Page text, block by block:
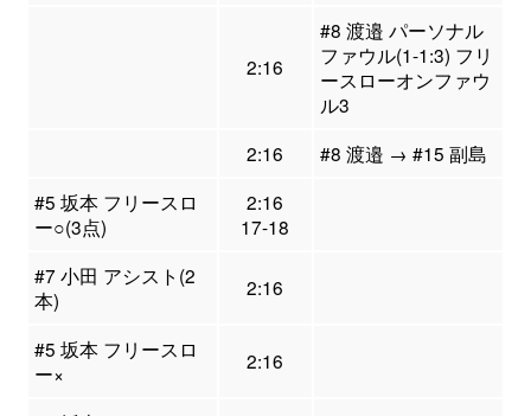
2:16
#8 渡邉 パーソナル
ファウル(1-1:3) フリ
ースローオンファウ
ル3
2:16
#8 渡邉 → #15 副島
#5 坂本 フリースロ
ー○(3点)
2:16
17-18
#7 小田 アシスト(2
本)
2:16
#5 坂本 フリースロ
ー×
2:16